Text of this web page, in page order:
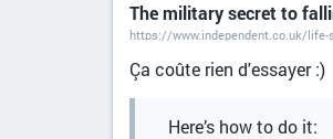
The military secret to
https://www.independent.co.uk/
Ça coûte rien d'essayer :)
Here’s how to do it: